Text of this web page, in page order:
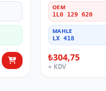
OEM
1L0 129 620
MAHLE
LX 418
₺304,75
+ KDV